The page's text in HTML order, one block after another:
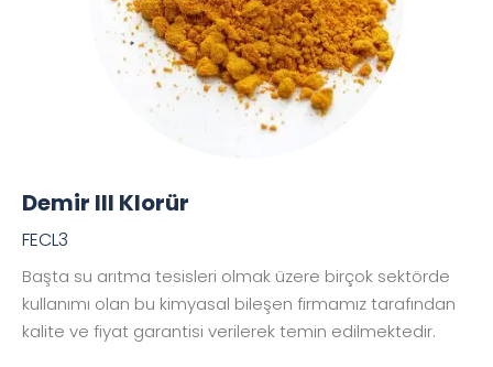
Demir III Klorür
FECL3
Başta su arıtma tesisleri olmak üzere birçok sektörde
kullanımı olan bu kimyasal bileşen firmamız tarafından
kalite ve fiyat garantisi verilerek temin edilmektedir.